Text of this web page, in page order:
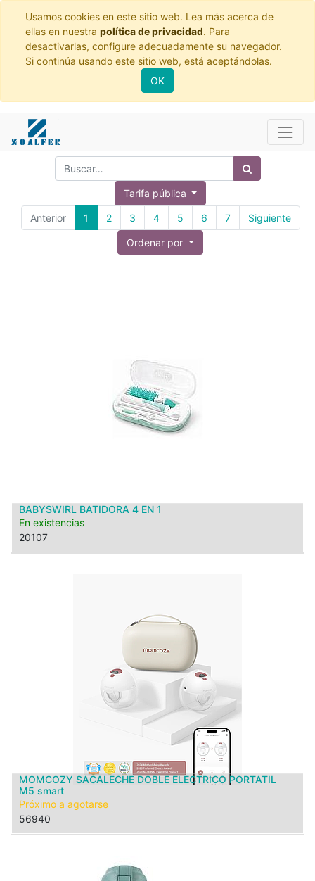
Usamos cookies en este sitio web. Lea más acerca de
ellas en nuestra política de privacidad. Para
desactivarlas, configure adecuadamente su navegador.
Si continúa usando este sitio web, está aceptándolas.
OK
Tarifa pública
Anterior 1 2 3 4 5 6 7 Siguiente
Ordenar por
BABYSWIRL BATIDORA 4 EN 1
En existencias
20107
MOMCOZY SACALECHE DOBLE ELECTRICO PORTATIL
M5 smart
Próximo a agotarse
56940